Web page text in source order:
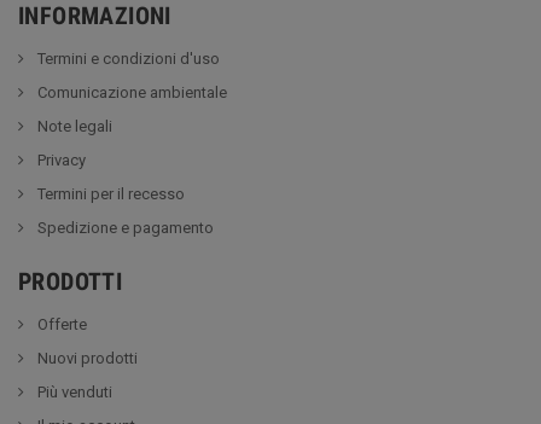
INFORMAZIONI
Termini e condizioni d'uso
Comunicazione ambientale
Note legali
Privacy
Termini per il recesso
Spedizione e pagamento
PRODOTTI
Offerte
Nuovi prodotti
Più venduti